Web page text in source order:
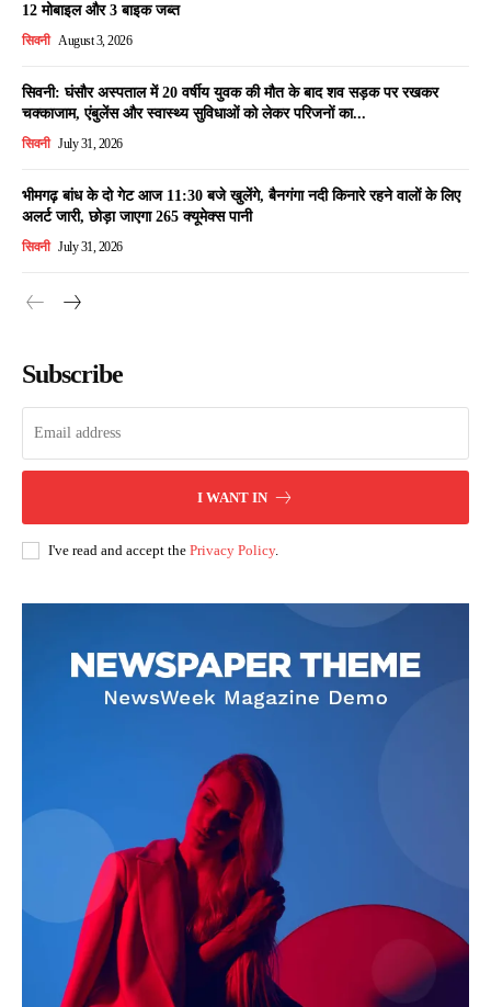
12 मोबाइल और 3 बाइक जब्त
सिवनी August 3, 2026
सिवनी: घंसौर अस्पताल में 20 वर्षीय युवक की मौत के बाद शव सड़क पर रखकर
चक्काजाम, एंबुलेंस और स्वास्थ्य सुविधाओं को लेकर परिजनों का...
सिवनी July 31, 2026
भीमगढ़ बांध के दो गेट आज 11:30 बजे खुलेंगे, बैनगंगा नदी किनारे रहने वालों के लिए
अलर्ट जारी, छोड़ा जाएगा 265 क्यूमेक्स पानी
सिवनी July 31, 2026
Subscribe
I WANT IN
I've read and accept the Privacy Policy.